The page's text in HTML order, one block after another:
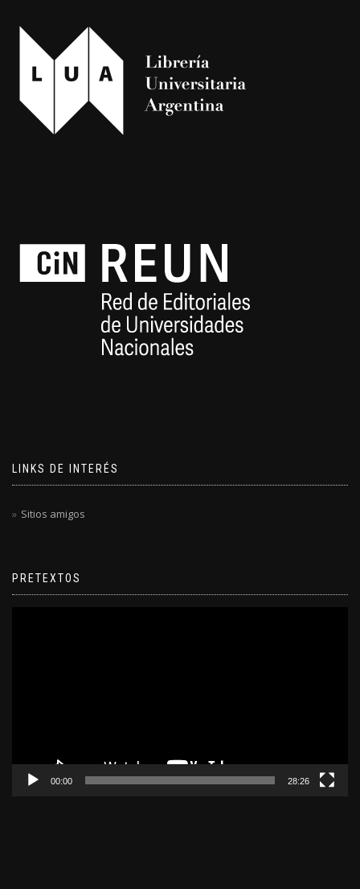
LINKS DE INTERÉS
Sitios amigos
PRETEXTOS
00:00 28:26